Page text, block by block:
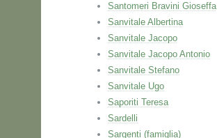
Santomeri Bravini Gioseffa
Sanvitale Albertina
Sanvitale Jacopo
Sanvitale Jacopo Antonio
Sanvitale Stefano
Sanvitale Ugo
Saporiti Teresa
Sardelli
Sargenti (famiglia)